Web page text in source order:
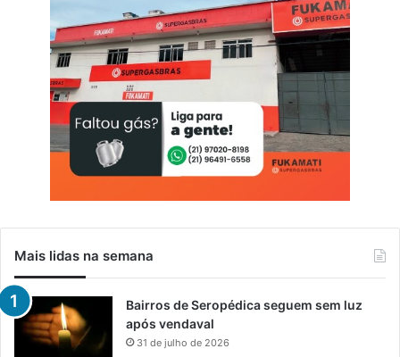
Mais lidas na semana
Bairros de Seropédica seguem sem luz
após vendaval
31 de julho de 2026